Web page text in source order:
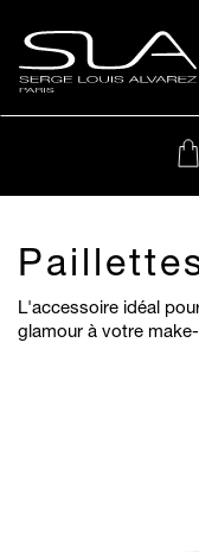
L'accessoire idéal
glamour à votre